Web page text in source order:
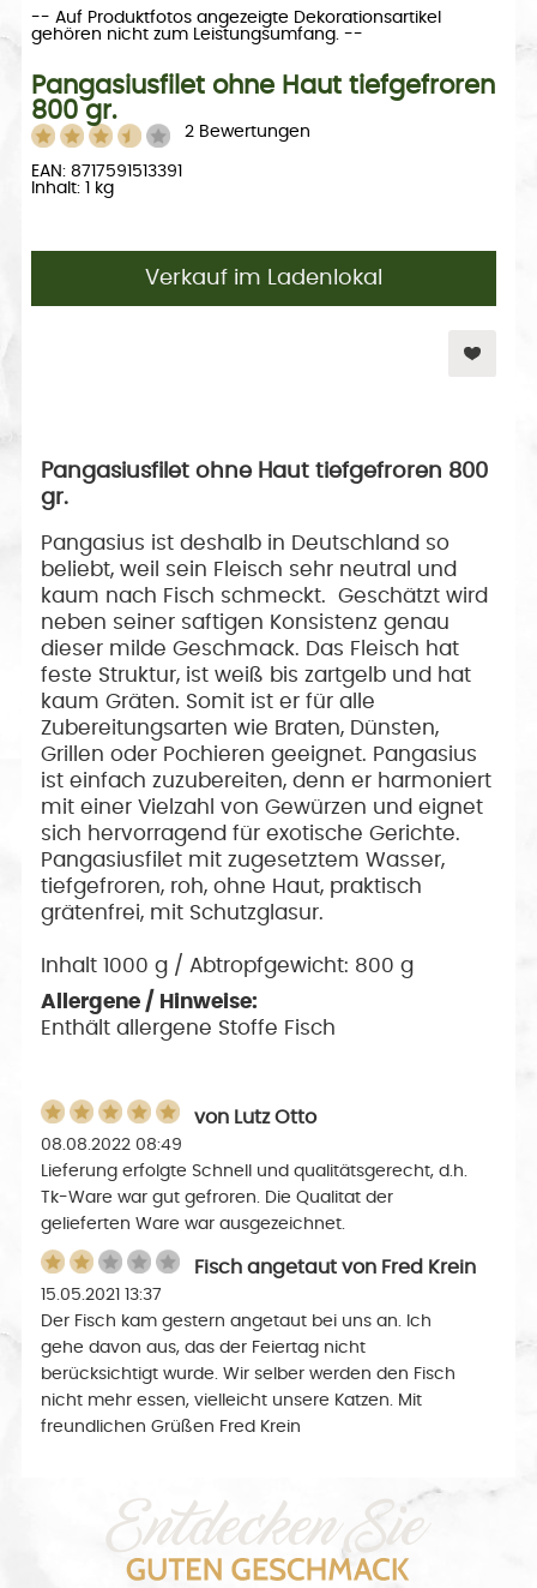
-- Auf Produktfotos angezeigte Dekorationsartikel
gehören nicht zum Leistungsumfang. --
Pangasiusfilet ohne Haut tiefgefroren
800 gr.
2 Bewertungen
EAN: 8717591513391
Inhalt: 1 kg
Verkauf im Ladenlokal
Pangasiusfilet ohne Haut tiefgefroren 800
gr.
Pangasius ist deshalb in Deutschland so
beliebt, weil sein Fleisch sehr neutral und
kaum nach Fisch schmeckt. Geschätzt wird
neben seiner saftigen Konsistenz genau
dieser milde Geschmack. Das Fleisch hat
feste Struktur, ist weiß bis zartgelb und hat
kaum Gräten. Somit ist er für alle
Zubereitungsarten wie Braten, Dünsten,
Grillen oder Pochieren geeignet. Pangasius
ist einfach zuzubereiten, denn er harmoniert
mit einer Vielzahl von Gewürzen und eignet
sich hervorragend für exotische Gerichte.
Pangasiusfilet mit zugesetztem Wasser,
tiefgefroren, roh, ohne Haut, praktisch
grätenfrei, mit Schutzglasur.
Inhalt 1000 g / Abtropfgewicht: 800 g
Allergene / Hinweise:
Enthält allergene Stoffe Fisch
von Lutz Otto
08.08.2022 08:49
Lieferung erfolgte Schnell und qualitätsgerecht, d.h.
Tk-Ware war gut gefroren. Die Qualitat der
gelieferten Ware war ausgezeichnet.
Fisch angetaut von Fred Krein
15.05.2021 13:37
Der Fisch kam gestern angetaut bei uns an. Ich
gehe davon aus, das der Feiertag nicht
berücksichtigt wurde. Wir selber werden den Fisch
nicht mehr essen, vielleicht unsere Katzen. Mit
freundlichen Grüßen Fred Krein